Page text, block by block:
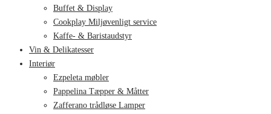
Buffet & Display
Cookplay Miljøvenligt service
Kaffe- & Baristaudstyr
Vin & Delikatesser
Interiør
Ezpeleta møbler
Pappelina Tæpper & Måtter
Zafferano trådløse Lamper